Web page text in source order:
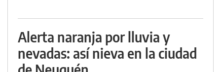
Alerta naranja por lluvia y
nevadas: así nieva en la ciudad